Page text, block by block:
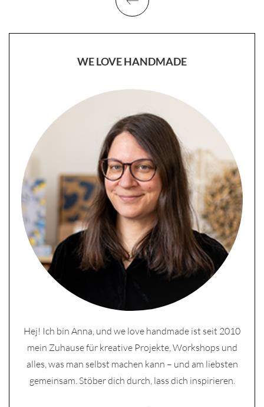
WE LOVE HANDMADE
Hej! Ich bin Anna, und we love handmade ist seit 2010
mein Zuhause für kreative Projekte, Workshops und
alles, was man selbst machen kann – und am liebsten
gemeinsam. Stöber dich durch, lass dich inspirieren.